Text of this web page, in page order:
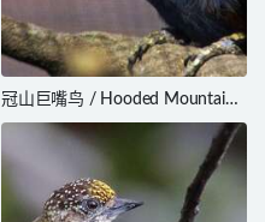
冠山巨嘴鸟 / Hooded Mountain
Toucan / Andigena cucullata